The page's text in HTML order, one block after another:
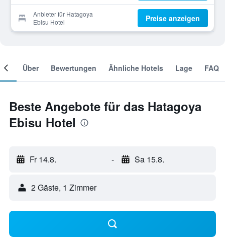
Anbieter für Hatagoya
Ebisu Hotel
Preise anzeigen
Über Bewertungen Ähnliche Hotels Lage FAQ
Beste Angebote für das Hatagoya
Ebisu Hotel
Fr 14.8. - Sa 15.8.
2 Gäste, 1 Zimmer